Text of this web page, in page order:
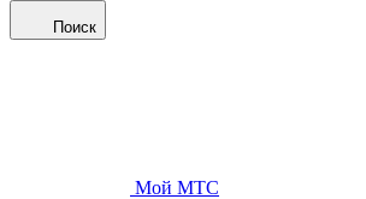
Поиск
Мой МТС